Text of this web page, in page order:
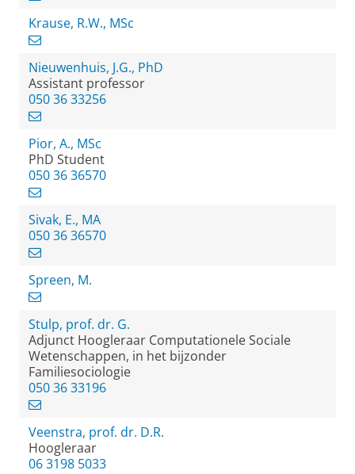
Krause, R.W., MSc
Nieuwenhuis, J.G., PhD
Assistant professor
050 36 33256
Pior, A., MSc
PhD Student
050 36 36570
Sivak, E., MA
050 36 36570
Spreen, M.
Stulp, prof. dr. G.
Adjunct Hoogleraar Computationele Sociale
Wetenschappen, in het bijzonder
Familiesociologie
050 36 33196
Veenstra, prof. dr. D.R.
Hoogleraar
06 3198 5033